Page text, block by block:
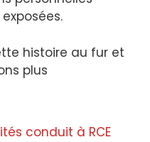
histoire au fur et
plus
conduit à RCE